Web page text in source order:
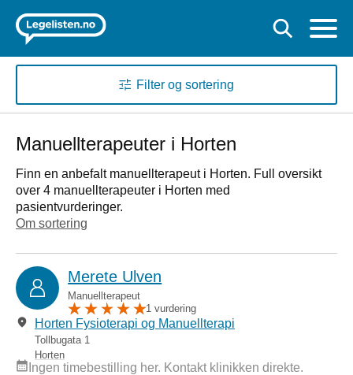
Filter og sortering
Manuellterapeuter i Horten
Finn en anbefalt manuellterapeut i Horten. Full oversikt
over 4 manuellterapeuter i Horten med
pasientvurderinger.
Om sortering
Merete Ulven
Manuellterapeut
1 vurdering
Horten Fysioterapi og Manuellterapi
Tollbugata 1
Horten
Ingen timebestilling her. Kontakt klinikken direkte.